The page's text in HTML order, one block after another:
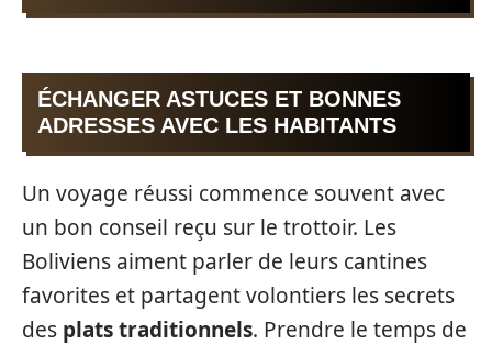
ÉCHANGER ASTUCES ET BONNES
ADRESSES AVEC LES HABITANTS
Un voyage réussi commence souvent avec
un bon conseil reçu sur le trottoir. Les
Boliviens aiment parler de leurs cantines
favorites et partagent volontiers les secrets
des plats traditionnels. Prendre le temps de